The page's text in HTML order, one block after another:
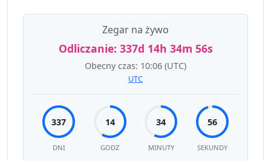
Zegar na żywo
Odliczanie: 337d 14h 34m 56s
Obecny czas: 10:06 (UTC)
UTC
337
DNI
14
GODZ
34
MINUTY
56
SEKUNDY